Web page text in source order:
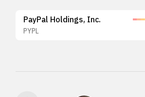
PayPal Holdings, Inc.
PYPL